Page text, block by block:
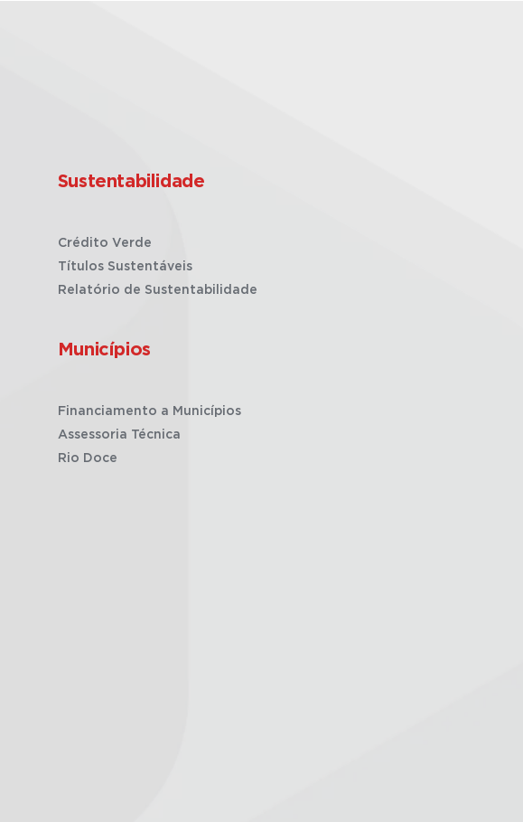
Sustentabilidade
Crédito Verde
Títulos Sustentáveis
Relatório de Sustentabilidade
Municípios
Financiamento a Municípios
Assessoria Técnica
Rio Doce